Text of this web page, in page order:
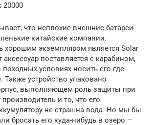
20000
что неплохие внешние батареи
китайские компании.
хорошим экземпляром является Solar
аксессуар поставляется с карабином,
условиях носить его где-
Также устройство упаковано
выполняющем роль защиты при
и то, что его
не страшна вода. Но мы бы
бросать его куда-нибудь в озеро —